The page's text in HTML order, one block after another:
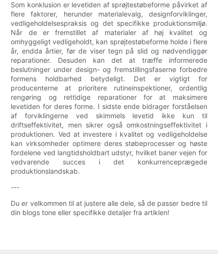
Som konklusion er levetiden af ​​sprøjtestøbeforme påvirket af
flere faktorer, herunder materialevalg, designforviklinger,
vedligeholdelsespraksis og det specifikke produktionsmiljø.
Når de er fremstillet af materialer af høj kvalitet og
omhyggeligt vedligeholdt, kan sprøjtestøbeforme holde i flere
år, endda årtier, før de viser tegn på slid og nødvendiggør
reparationer. Desuden kan det at træffe informerede
beslutninger under design- og fremstillingsfaserne forbedre
formens holdbarhed betydeligt. Det er vigtigt for
producenterne at prioritere rutineinspektioner, ordentlig
rengøring og rettidige reparationer for at maksimere
levetiden for deres forme. I sidste ende bidrager forståelsen
af ​​forviklingerne ved skimmels levetid ikke kun til
driftseffektivitet, men sikrer også omkostningseffektivitet i
produktionen. Ved at investere i kvalitet og vedligeholdelse
kan virksomheder optimere deres støbeprocesser og høste
fordelene ved langtidsholdbart udstyr, hvilket baner vejen for
vedvarende succes i det konkurrenceprægede
produktionslandskab.
---
Du er velkommen til at justere alle dele, så de passer bedre til
din blogs tone eller specifikke detaljer fra artiklen!